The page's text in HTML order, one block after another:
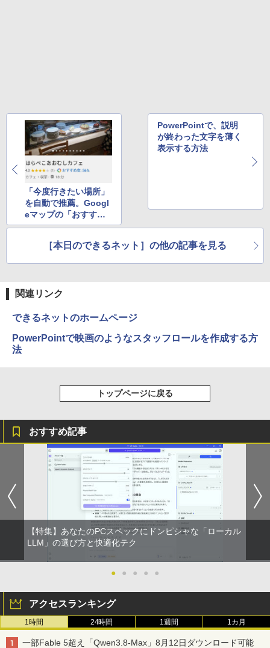
「今度行きたい場所」
を自動で推薦。Googl
eマップの「おすす
め」機能を使おう
PowerPointで、説明
が終わった文字を薄く
表示する方法
［本日のできるネット］の他の記事を見る
関連リンク
できるネットのホームページ
PowerPointで映画のようなスタッフロールを作成する方
法
トップページに戻る
おすすめ記事
【特集】あなたのPCスペックにドンピシャな「ローカル
LLM」の選び方と快適化テク
● ● ● ● ●
アクセスランキング
1時間 24時間 1週間 1カ月
一部Fable 5超え「Qwen3.8-Max」8月12日ダウンロード可能